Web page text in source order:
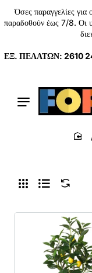
Όσες παραγγελίες
παραδοθούν έως 7/8. Οι
ΕΞ. ΠΕΛΑΤΩΝ: 2610